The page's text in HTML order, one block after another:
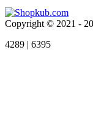
Copyright © 2021 -
4289 | 6395